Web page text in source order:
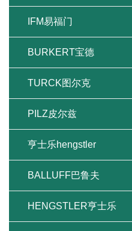
IFM易福门
BURKERT宝德
TURCK图尔克
PILZ皮尔兹
亨士乐hengstler
BALLUFF巴鲁夫
HENGSTLER亨士乐